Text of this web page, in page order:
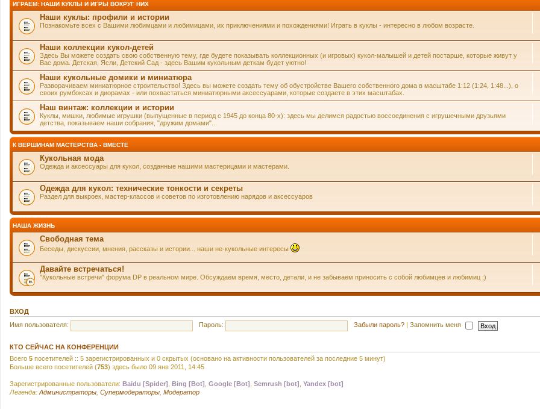
ИГРАЕМ: НАШИ КУКЛЫ И ИГРЫ ВОКРУГ НИХ
Наши куклы: профили и истории
Познакомьте всех с Вашими любимцами и любимицами, их приключениями и похождениями! Играть в куклы - интересно в любом возрасте.
Наши коллекции кукол-детей
Здесь Вы можете создать свою собственную тему, где будете показывать коллекционных (и игровых) кукол-малышей и детей постарше, которые живут у
Вас дома. Детская, Ясли, Детский Сад - здесь Вашим кукольным деткам будет уютно!
Наши кукольные домики и миниатюра
Разворачиваем миниатюрное строительство! Здесь вы можете создать тему об обустройстве Вашего собственного дома в масштабе 1:12 (1:24, 1:48...), о
своих румбоксах и диорамах - или похвастаться миниатюрными аксессуарами, которые создаете в этих масштабах.
Наш винтаж: коллекции и истории
Куклы, мишки, любимые игрушки (выпущенные в период с 1945 до конца 80-х): здесь мы делимся радостью воссоединения с игрушечными друзьями
детства, показываем наши собрания, "дружим домами"...
К ВЕРШИНАМ МАСТЕРСТВА - ВМЕСТЕ
Кукольная мода
Одежда и аксессуары для кукол, созданные нашими мастерицами и мастерами.
Одежда для кукол: технические тонкости и секреты
Раздел для выкроек, мастер-классов и советов по изготовлению нарядов и аксессуаров
НАША ЖИЗНЬ
Свободная тема
Беседы, дискуссии, мнения, рассказы и истории... наши не-кукольные интересы
Давайте встречаться!
"Кукольные встречи" форума DP в реальном мире. Обсуждаем время, место, детали, и не забываем приносить с собой любимцев и любимиц ;)
ВХОД
Имя пользователя:
Пароль: Забыли пароль? Запомнить меня
КТО СЕЙЧАС НА КОНФЕРЕНЦИИ
Всего 5 посетителей :: 5 зарегистрированных и 0 скрытых (основано на активности пользователей за последние 5 минут)
Больше всего посетителей (753) здесь было 09 янв 2011, 14:45
Зарегистрированные пользователи: Baidu [Spider] Bing [Bot] Google [Bot] Semrush [bot] Yandex [bot]
Легенда: Администраторы Супермодераторы Модератор